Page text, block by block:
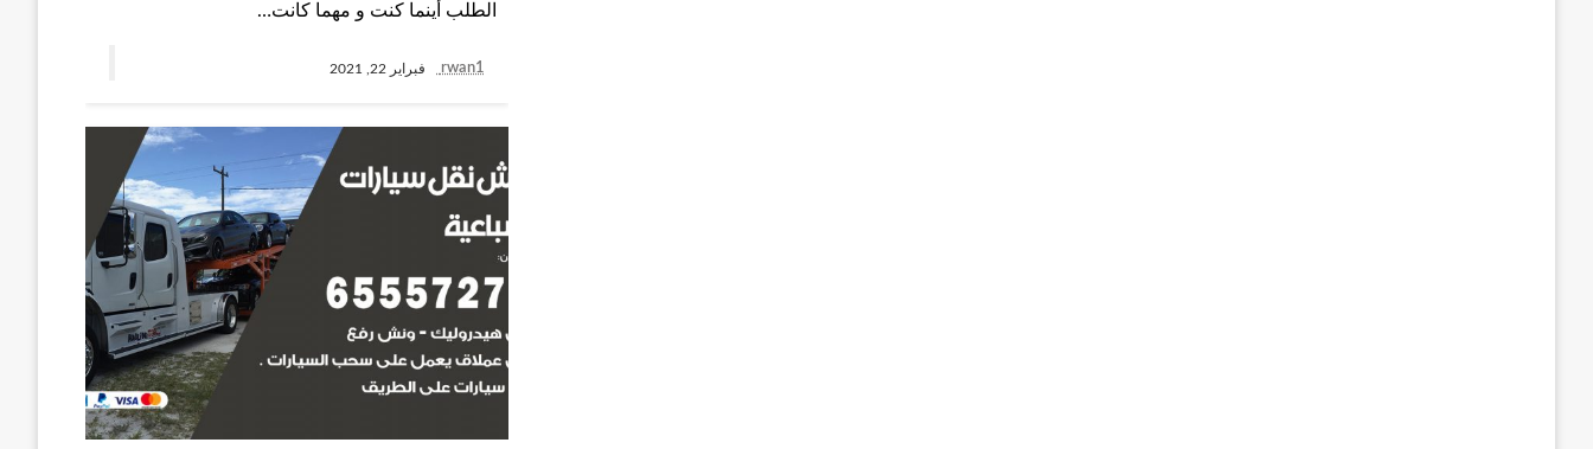
الطلب أينما كنت و مهما كانت…
rwan1 فبراير 22, 2021